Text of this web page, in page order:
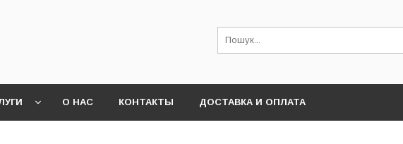
О НАС КОНТАКТЫ ДОСТАВКА И ОПЛАТА